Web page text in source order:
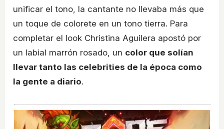
unificar el tono, la cantante no llevaba más que
un toque de colorete en un tono tierra. Para
completar el look Christina Aguilera apostó por
un labial marrón rosado, un color que solían
llevar tanto las celebrities de la época como
la gente a diario.